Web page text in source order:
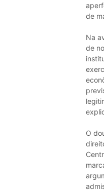
de
Na
de
O